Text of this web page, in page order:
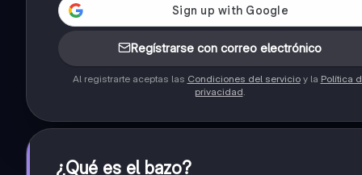
Regístrarse con correo electrónico
Al registrarte aceptas las Condiciones del servicioy la Política
privacidad.
¿Qué es el bazo?